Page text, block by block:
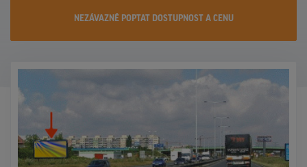
PROMO AKCE
NEZÁVAZNĚ POPTAT DOSTUPNOST A CENU